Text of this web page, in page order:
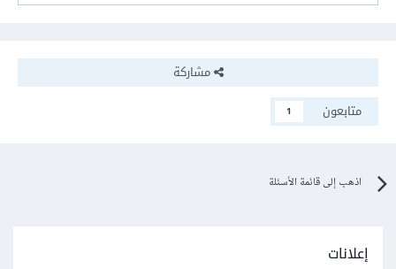
مشاركة
متابعون
1
اذهب إلى قائمة الأسئلة
إعلانات